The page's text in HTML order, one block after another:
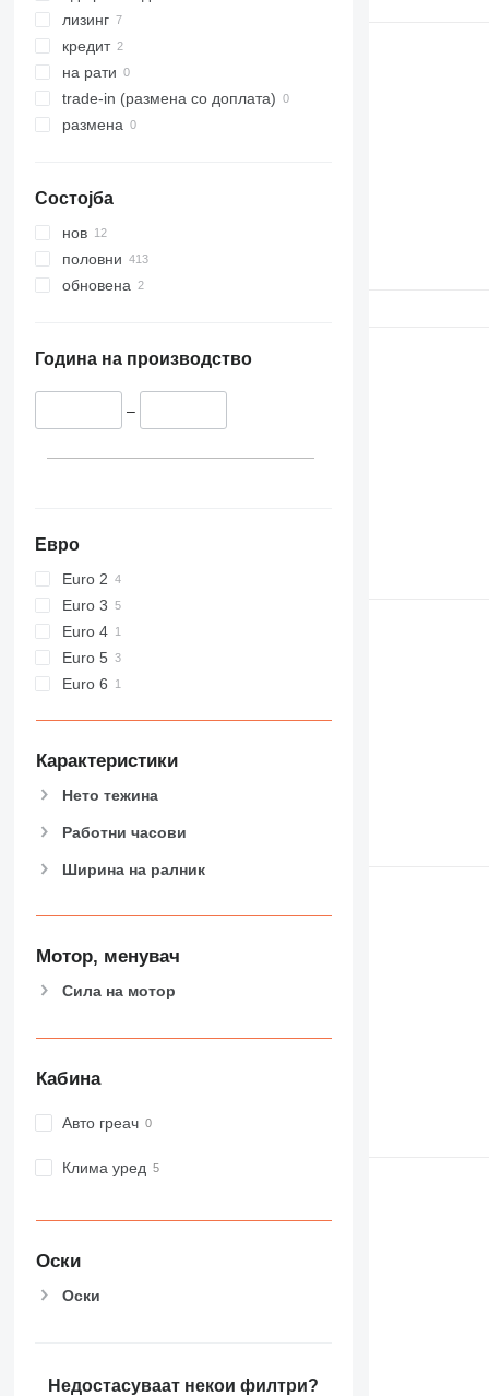
лизинг
кредит
на рати
trade-in (размена со доплата)
размена
Состојба
нов
половни
обновена
Година на производство
–
Евро
Euro 2
Euro 3
Euro 4
Euro 5
Euro 6
Карактеристики
Нето тежина
Работни часови
Ширина на ралник
Мотор, менувач
Сила на мотор
Кабина
Авто греач
Клима уред
Оски
Оски
Недостасуваат некои филтри?